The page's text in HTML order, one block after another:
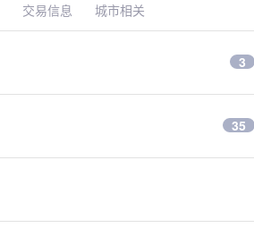
交易信息 城市相关
3
35